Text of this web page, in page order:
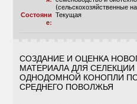
(сельскохозяйственные
Состояни
е:
Текущая
СОЗДАНИЕ И ОЦЕНКА
МАТЕРИАЛА ДЛЯ
ОДНОДОМНОЙ КОНОПЛИ
СРЕДНЕГО ПОВОЛЖЬЯ